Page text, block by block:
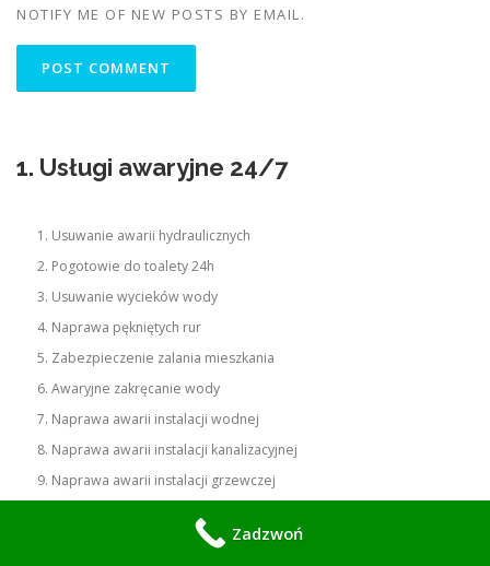
NOTIFY ME OF NEW POSTS BY EMAIL.
1. Usługi awaryjne 24/7
Usuwanie awarii hydraulicznych
Pogotowie do toalety 24h
Usuwanie wycieków wody
Naprawa pękniętych rur
Zabezpieczenie zalania mieszkania
Awaryjne zakręcanie wody
Naprawa awarii instalacji wodnej
Naprawa awarii instalacji kanalizacyjnej
Naprawa awarii instalacji grzewczej
Zadzwoń